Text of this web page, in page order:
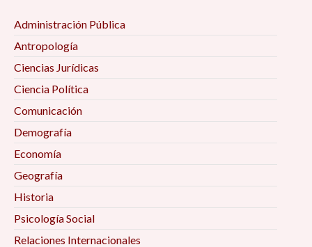
Administración Pública
Antropología
Ciencias Jurídicas
Ciencia Política
Comunicación
Demografía
Economía
Geografía
Historia
Psicología Social
Relaciones Internacionales